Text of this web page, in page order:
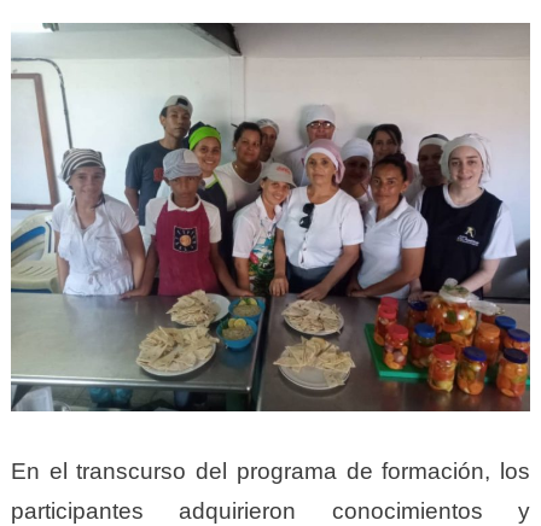
En el transcurso del programa de formación, los
participantes adquirieron conocimientos y